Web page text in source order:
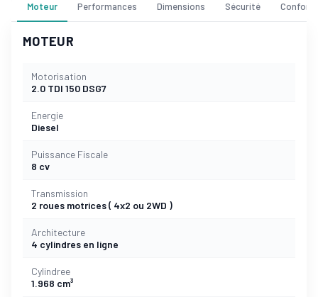
Moteur Performances Dimensions Sécurité Confort
MOTEUR
Motorisation
2.0 TDI 150 DSG7
Energie
Diesel
Puissance Fiscale
8 cv
Transmission
2 roues motrices ( 4x2 ou 2WD )
Architecture
4 cylindres en ligne
Cylindree
1.968 cm³